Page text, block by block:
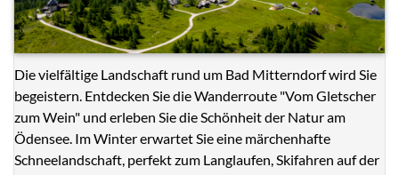
Die vielfältige Landschaft rund um Bad Mitterndorf wird Sie
begeistern. Entdecken Sie die Wanderroute "Vom Gletscher
zum Wein" und erleben Sie die Schönheit der Natur am
Ödensee. Im Winter erwartet Sie eine märchenhafte
Schneelandschaft, perfekt zum Langlaufen, Skifahren auf der